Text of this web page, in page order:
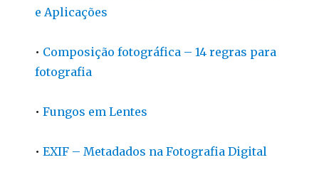
e Aplicações
• Composição fotográfica – 14 regras para
fotografia
•Fungos em Lentes
•EXIF – Metadados na Fotografia Digital